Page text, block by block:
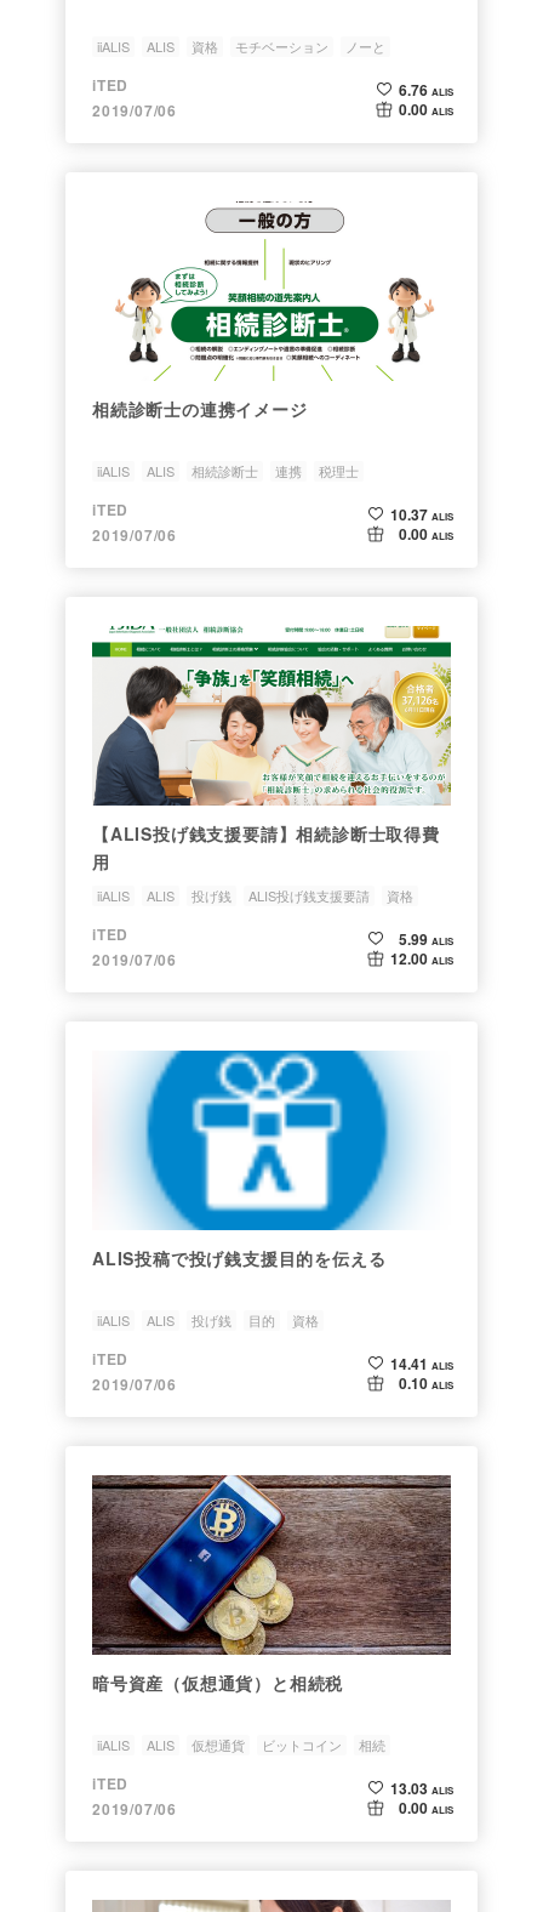
iiALIS ALIS 資格 モチベーション ノーと
iTED
2019/07/06
6.76 ALIS
0.00 ALIS
相続診断士の連携イメージ
iiALIS ALIS 相続診断士 連携 税理士
iTED
2019/07/06
10.37 ALIS
0.00 ALIS
【ALIS投げ銭支援要請】相続診断士取得費
用
iiALIS ALIS 投げ銭 ALIS投げ銭支援要請 資格
iTED
2019/07/06
5.99 ALIS
12.00 ALIS
ALIS投稿で投げ銭支援目的を伝える
iiALIS ALIS 投げ銭 目的 資格
iTED
2019/07/06
14.41 ALIS
0.10 ALIS
暗号資産（仮想通貨）と相続税
iiALIS ALIS 仮想通貨 ビットコイン 相続
iTED
2019/07/06
13.03 ALIS
0.00 ALIS